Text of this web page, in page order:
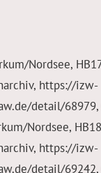
Nordsee,
https://izw-
detail/68979,
Nordsee,
https://izw-
detail/69242,